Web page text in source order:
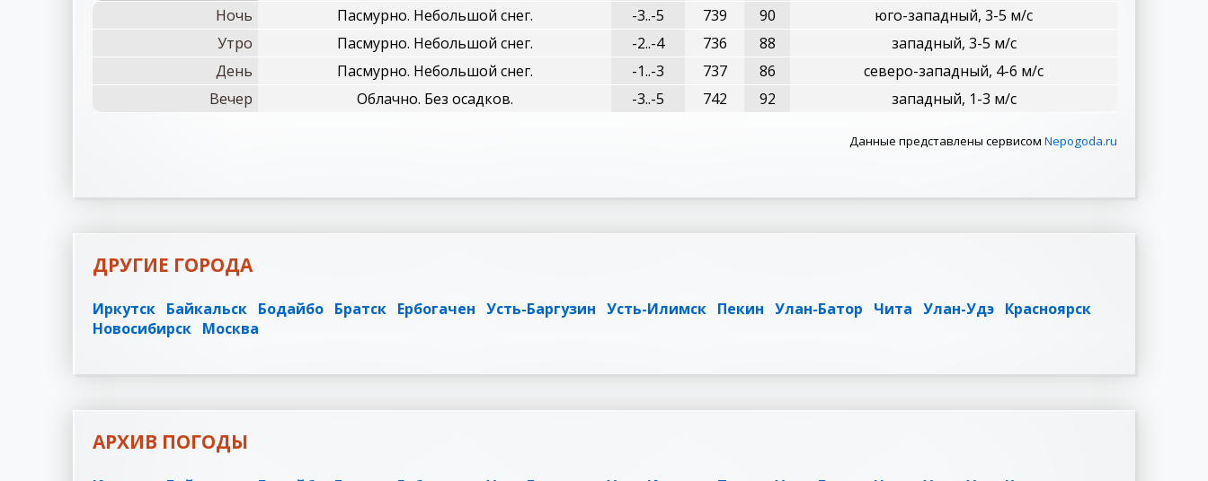
Ночь
Пасмурно. Небольшой снег. -3..-5 739 90
юго-западный, 3-5 м/с
Утро
Пасмурно. Небольшой снег. -2..-4 736 88
западный, 3-5 м/с
День
Пасмурно. Небольшой снег. -1..-3 737 86
северо-западный, 4-6 м/с
Вечер
Облачно. Без осадков. -3..-5 742 92 западный, 1-3 м/с
Данные представлены сервисом Nepogoda.ru
ДРУГИЕ ГОРОДА
Иркутск Байкальск Бодайбо Братск Ербогачен Усть-Баргузин Усть-Илимск Пекин Улан-Батор Чита Улан-Удэ Красноярск
Новосибирск Москва
АРХИВ ПОГОДЫ